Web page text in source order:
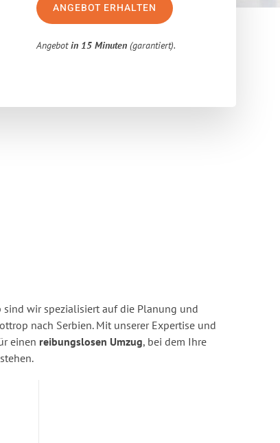
ANGEBOT ERHALTEN
Angebotin 15 Minuten (garantiert).
sind wir spezialisiert auf die Planung und
nach Serbien. Mit unserer Expertise und
einen reibungslosen Umzug, bei dem Ihre